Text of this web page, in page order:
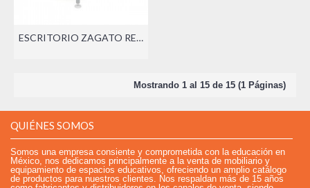
ESCRITORIO ZAGATO RECTO
Mostrando 1 al 15 de 15 (1 Páginas)
QUIÉNES SOMOS
Somos una empresa consiente y comprometida con la educación en
México, nos dedicamos principalmente a la venta de mobiliario y
equipamiento de espacios educativos, ofreciendo un amplio catálogo
de productos para nuestros clientes. Nos respaldan más de 15 años